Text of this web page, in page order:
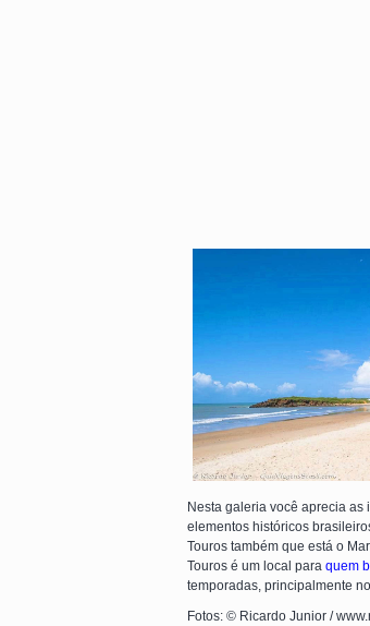
Nesta galeria você aprecia as
elementos históricos
Touros também que está o
Touros é um local para quem
temporadas, principalmente no
Fotos: © Ricardo Junior /